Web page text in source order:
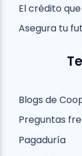
El crédito
Asegura tu
Blogs de
Preguntas
Pagaduría